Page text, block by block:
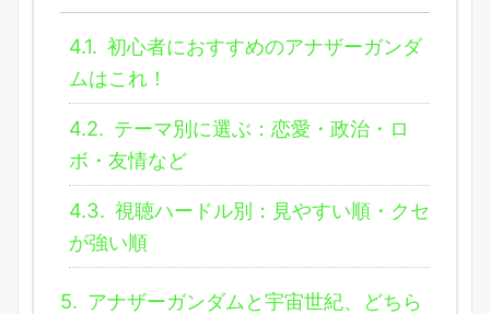
4.1. 初心者におすすめのアナザーガンダ
ムはこれ！
4.2. テーマ別に選ぶ：恋愛・政治・ロ
ボ・友情など
4.3. 視聴ハードル別：見やすい順・クセ
が強い順
5. アナザーガンダムと宇宙世紀、どちら